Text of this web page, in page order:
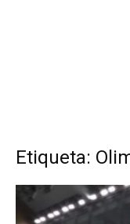
Etiqueta: